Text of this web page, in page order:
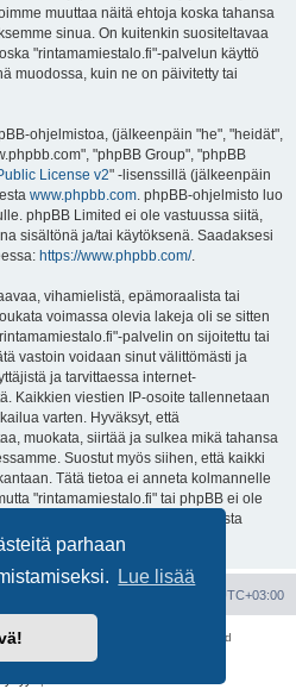
parhaan
Lue lisää
muuttaa näitä ehtoja koska tahansa
sinua. On kuitenkin suositeltavaa
"rintamamiestalo.fi"-palvelun käyttö
muodossa, kuin ne on päivitetty tai
ohjelmistoa, (jälkeenpäin "he", "heidät",
"phpBB Group", "phpBB
License v2" -lisenssillä (jälkeenpäin
www.phpbb.com. phpBB-ohjelmisto luo
phpBB Limited ei ole vastuussa siitä,
sisältönä ja/tai käytöksenä. Saadaksesi
https://www.phpbb.com/.
vihamielistä, epämoraalista tai
voimassa olevia lakeja oli se sitten
palvelin on sijoitettu tai
vastoin voidaan sinut välittömästi ja
ja tarvittaessa internet-
Kaikkien viestien IP-osoite tallennetaan
varten. Hyväksyt, että
muokata, siirtää ja sulkea mikä tahansa
Suostut myös siihen, että kaikki
Tätä tietoa ei anneta kolmannelle
"rintamamiestalo.fi" tai phpBB ei ole
aiheuttamasta tietojen vuodosta
UTC+03:00
® Forum Software © phpBB Limited
(lurttinen, harritapio, Pettis)